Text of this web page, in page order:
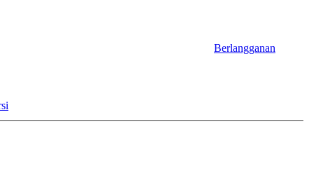
Berlangganan